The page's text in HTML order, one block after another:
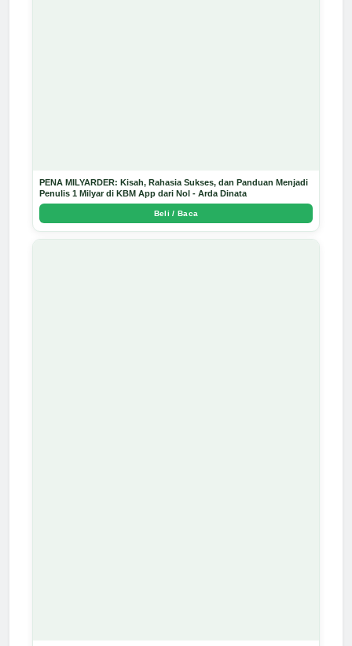
PENA MILYARDER: Kisah, Rahasia Sukses, dan Panduan Menjadi
Penulis 1 Milyar di KBM App dari Nol - Arda Dinata
Beli / Baca